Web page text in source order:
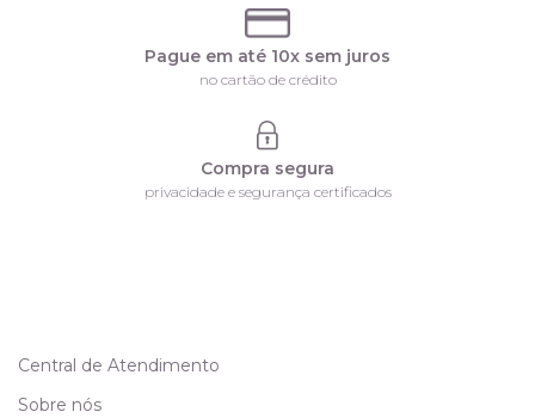
Pague em até 10x sem juros
no cartão de crédito
Compra segura
privacidade e segurança certificados
Central de Atendimento
Sobre nós